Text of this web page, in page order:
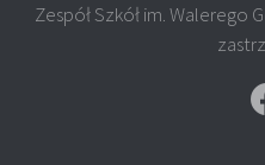
Zespół Szkół im. Walerego